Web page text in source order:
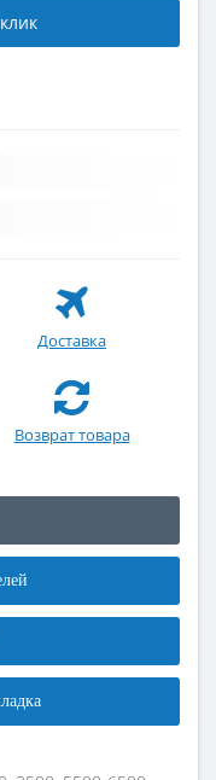
Доставка
Возврат товара